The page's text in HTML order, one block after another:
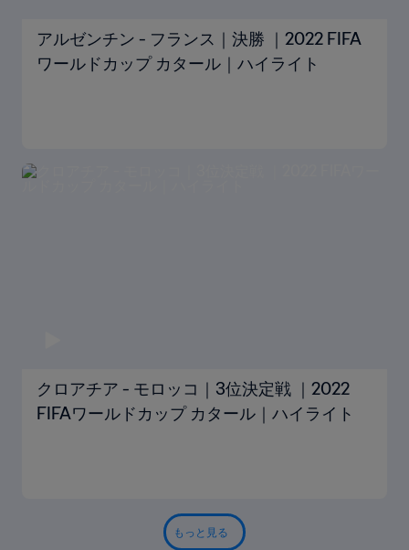
アルゼンチン - フランス｜決勝 ｜2022 FIFA
ワールドカップ カタール｜ハイライト
クロアチア - モロッコ｜3位決定戦 ｜2022
FIFAワールドカップ カタール｜ハイライト
もっと見る